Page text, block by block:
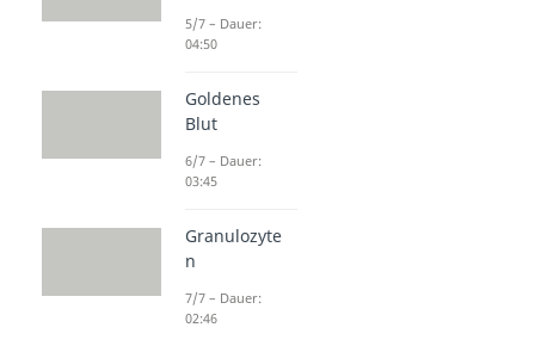
5/7 – Dauer:
04:50
Goldenes
Blut
6/7 – Dauer:
03:45
Granulozyte
n
7/7 – Dauer:
02:46